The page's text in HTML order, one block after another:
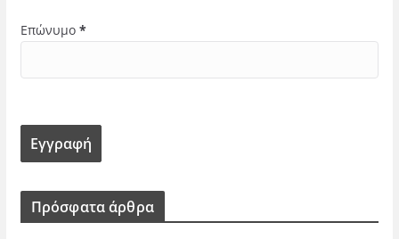
Επώνυμο *
Πρόσφατα άρθρα